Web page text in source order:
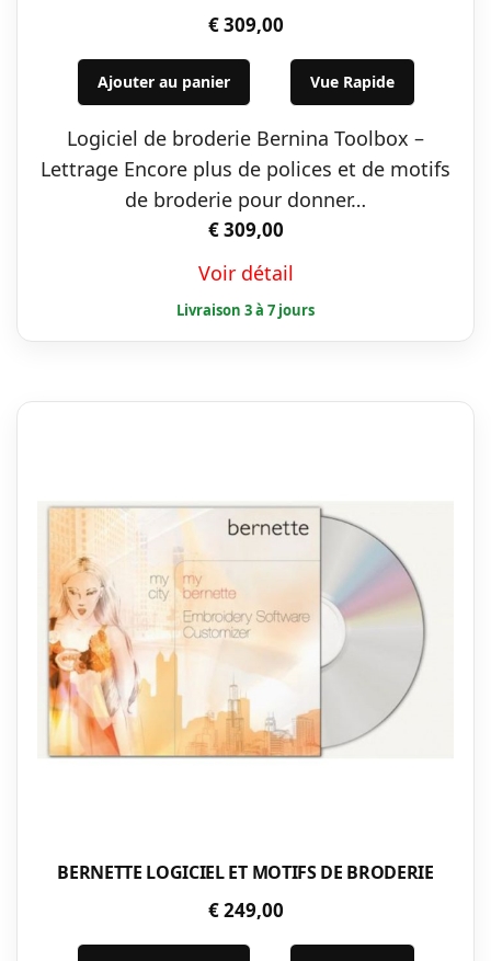
€309,00
Ajouter au panier Vue Rapide
Logiciel de broderie Bernina Toolbox –
Lettrage Encore plus de polices et de motifs
de broderie pour donner…
€309,00
Voir détail
BERNETTE LOGICIEL ET MOTIFS DE BRODERIE
€249,00